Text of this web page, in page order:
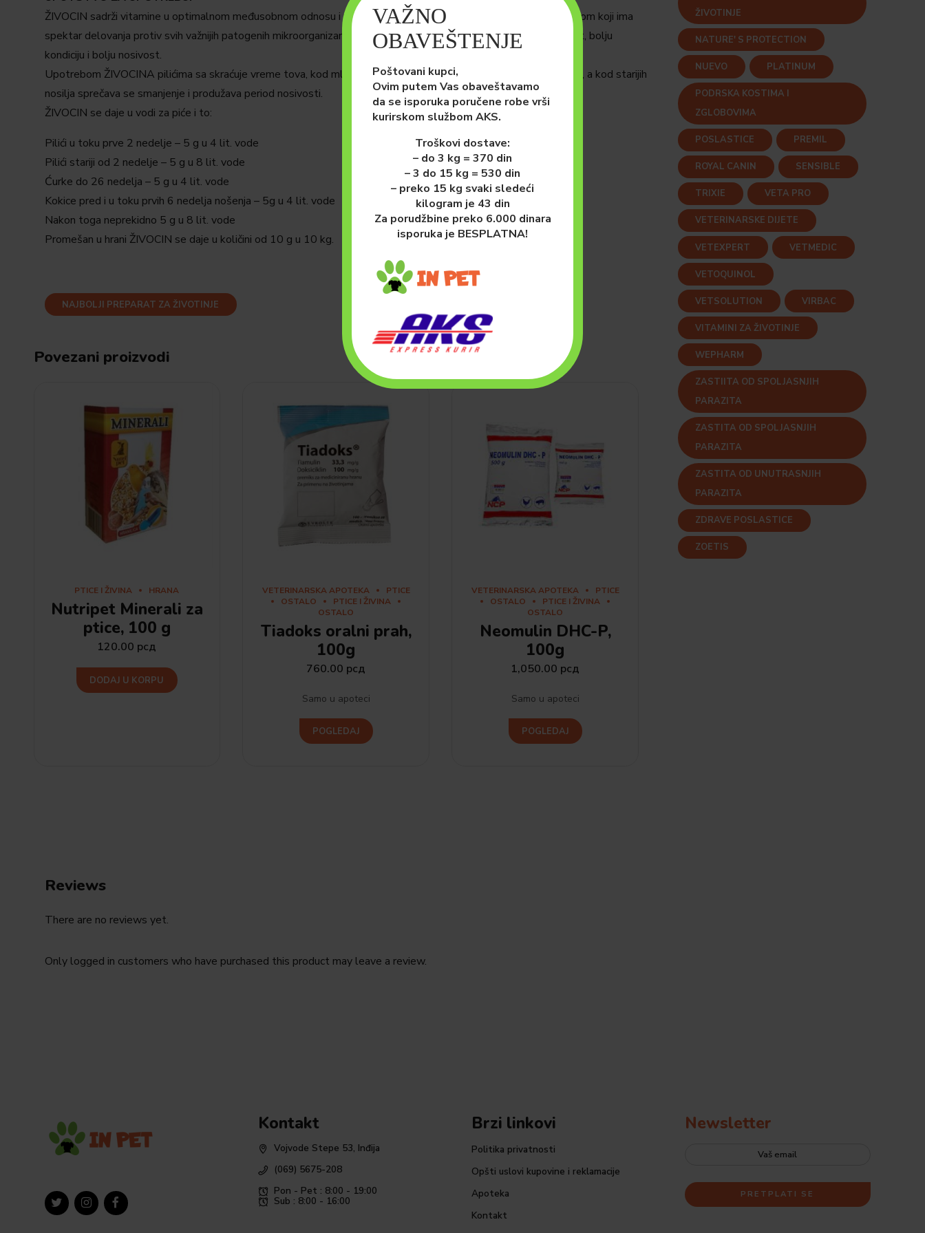
ŽIVOCIN sadrži vitamine u optimalnom međusobnom odnosu i visokoj koncentraciji, što u kombinaciji sa probiotikom koji ima
spektar delovanja protiv svih važnijih patogenih mikroorganizama obezbeđuje bolje iskorišćenje hrane, bolji prirast, bolju
kondiciju i bolju nosivost.
Upotrebom ŽIVOCINA pilićima sa skraćuje vreme tova, kod mladih kokica se postiže maksimalna proizvodnja jaja, a kod starijih
nosilja sprečava se smanjenje i produžava period nosivosti.
ŽIVOCIN se daje u vodi za piće i to:
Pilići u toku prve 2 nedelje – 5 g u 4 lit. vode
Pilići stariji od 2 nedelje – 5 g u 8 lit. vode
Ćurke do 26 nedelja – 5 g u 4 lit. vode
Kokice pred i u toku prvih 6 nedelja nošenja – 5g u 4 lit. vode
Nakon toga neprekidno 5 g u 8 lit. vode
Promešan u hrani ŽIVOCIN se daje u količini od 10 g u 10 kg.
NAJBOLJI PREPARAT ZA ŽIVOTINJE
Povezani proizvodi
PTICE I ŽIVINA HRANA
Nutripet Minerali za
ptice, 100 g
120.00 рсд
DODAJ U KORPU
VETERINARSKA APOTEKA
PTICE
OSTALO
PTICE I ŽIVINA
OSTALO
Tiadoks oralni prah,
100g
760.00 рсд
Samo u apoteci
POGLEDAJ
VETERINARSKA APOTEKA
PTICE
OSTALO
PTICE I ŽIVINA
OSTALO
Neomulin DHC-P,
100g
1,050.00 рсд
Samo u apoteci
POGLEDAJ
Reviews
There are no reviews yet.
Only logged in customers who have purchased this product may leave a review.
ŽIVOTINJE
NATURE' S PROTECTION
NUEVO PLATINUM
PODRSKA KOSTIMA I
ZGLOBOVIMA
POSLASTICE PREMIL
ROYAL CANIN SENSIBLE
TRIXIE VETA PRO
VETERINARSKE DIJETE
VETEXPERT VETMEDIC
VETOQUINOL
VETSOLUTION VIRBAC
VITAMINI ZA ŽIVOTINJE
WEPHARM
ZASTIITA OD SPOLJASNJIH
PARAZITA
ZASTITA OD SPOLJASNJIH
PARAZITA
ZASTITA OD UNUTRASNJIH
PARAZITA
ZDRAVE POSLASTICE
ZOETIS
Kontakt
Vojvode Stepe 53, Inđija
(069) 5675-208
Pon - Pet : 8:00 - 19:00
Sub : 8:00 - 16:00
Brzi linkovi
Politika privatnosti
Opšti uslovi kupovine i reklamacije
Apoteka
Kontakt
Newsletter
VAŽNO
OBAVEŠTENJE
Poštovani kupci,
Ovim putem Vas obaveštavamo
da se isporuka poručene robe vrši
kurirskom službom AKS.
Troškovi dostave:
– do 3 kg = 370 din
– 3 do 15 kg = 530 din
– preko 15 kg svaki sledeći
kilogram je 43 din
Za porudžbine preko 6.000 dinara
isporuka je BESPLATNA!